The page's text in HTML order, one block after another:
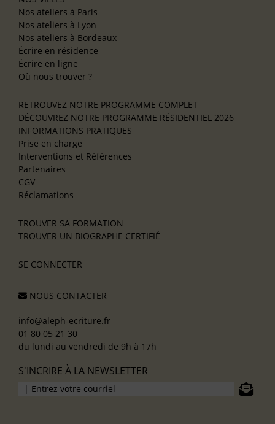
Nos ateliers à Paris
Nos ateliers à Lyon
Nos ateliers à Bordeaux
Écrire en résidence
Écrire en ligne
Où nous trouver ?
RETROUVEZ NOTRE PROGRAMME COMPLET
DÉCOUVREZ NOTRE PROGRAMME RÉSIDENTIEL 2026
INFORMATIONS PRATIQUES
Prise en charge
Interventions et Références
Partenaires
CGV
Réclamations
TROUVER SA FORMATION
TROUVER UN BIOGRAPHE CERTIFIÉ
SE CONNECTER
NOUS CONTACTER
info@aleph-ecriture.fr
01 80 05 21 30
du lundi au vendredi de 9h à 17h
S'INCRIRE À LA NEWSLETTER